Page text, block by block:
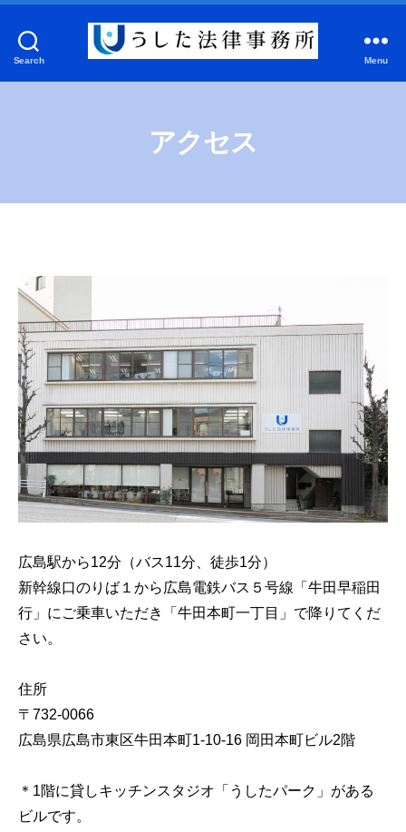
Search
法
律
Menu
アクセス
広島駅から12分（バス11分、徒歩1分）
新幹線口のりば１から広島電鉄バス５号線「牛田早稲田
行」にご乗車いただき「牛田本町一丁目」で降りてくだ
さい。
住所
〒732-0066
広島県広島市東区牛田本町1-10-16 岡田本町ビル2階
＊1階に貸しキッチンスタジオ「うしたパーク」がある
ビルです。